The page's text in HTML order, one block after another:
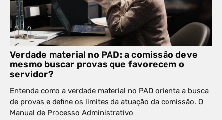
Verdade material no PAD: a comissão deve
mesmo buscar provas que favorecem o
servidor?
Entenda como a verdade material no PAD orienta a busca
de provas e define os limites da atuação da comissão. O
Manual de Processo Administrativo